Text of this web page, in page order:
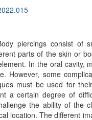
piercings consist of
parts of the skin or
In the oral cavity,
However, some
must be used for
a certain degree of
the ability of the
location. The different